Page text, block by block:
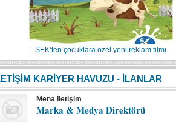
SEK’ten çocuklara özel yeni reklam filmi
KARİYER HAVUZU - İLANLAR
Mena İletişim
Marka & Medya Direktörü